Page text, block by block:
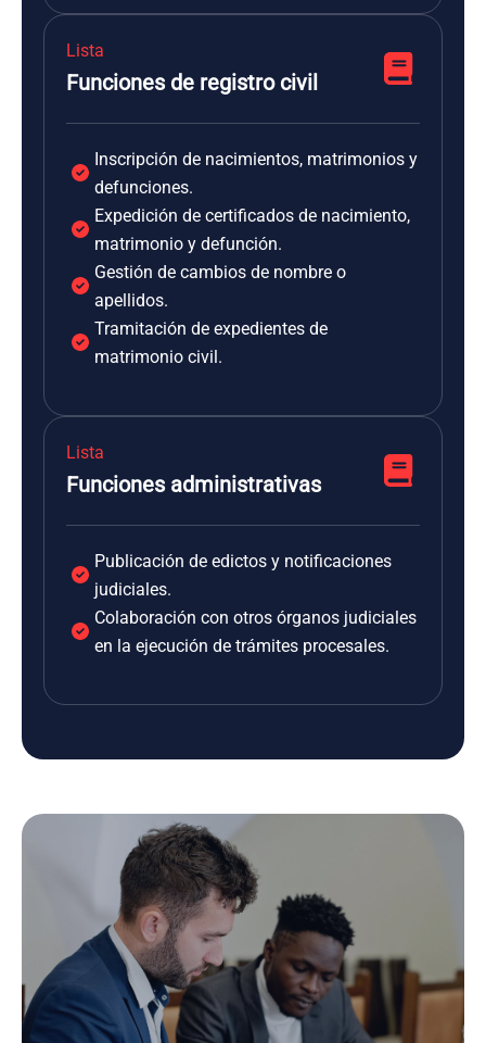
Lista
Funciones de registro civil
Inscripción de nacimientos, matrimonios y
defunciones.
Expedición de certificados de nacimiento,
matrimonio y defunción.
Gestión de cambios de nombre o
apellidos.
Tramitación de expedientes de
matrimonio civil.
Lista
Funciones administrativas
Publicación de edictos y notificaciones
judiciales.
Colaboración con otros órganos judiciales
en la ejecución de trámites procesales.